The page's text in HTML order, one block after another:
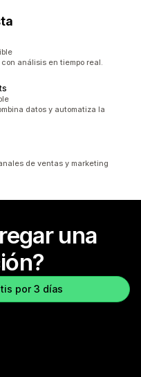
análisis en tiempo real.
datos y automatiza la
de ventas y marketing
una
por 3 días